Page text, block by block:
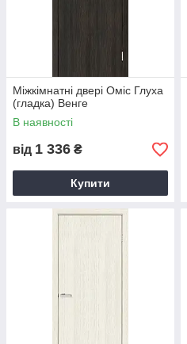
Міжкімнатні двері Оміс Глуха
(гладка) Венге
В наявності
від 1 336 ₴
Купити